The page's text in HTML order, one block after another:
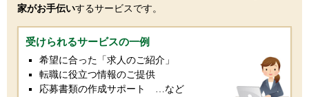
家がお手伝いするサービスです。
受けられるサービスの一例
希望に合った「求人のご紹介」
転職に役立つ情報のご提供
応募書類の作成サポート …など